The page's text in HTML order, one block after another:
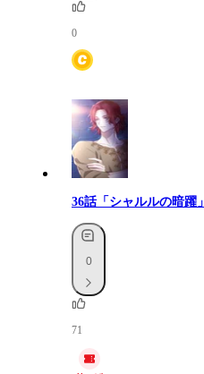
0
36話「シャルルの暗躍」
0
71